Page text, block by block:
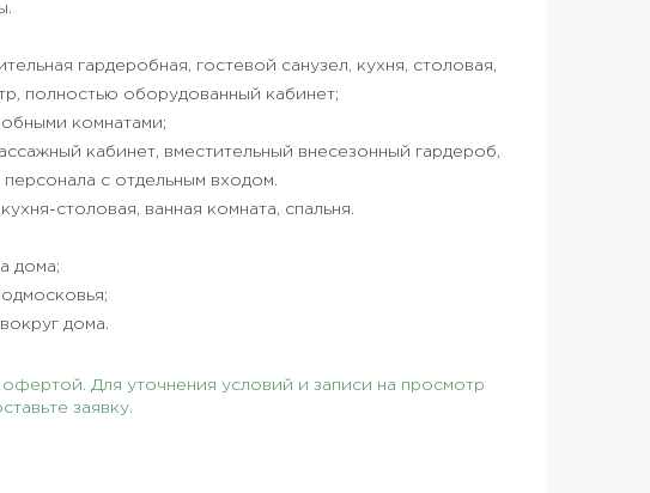
гардеробная, гостевой санузел, кухня, столовая,
полностью оборудованный кабинет;
комнатами;
кабинет, вместительный внесезонный гардероб,
персонала с отдельным входом.
столовая, ванная комната, спальня.
дома;
дома.
Для уточнения условий и записи на просмотр
заявку.